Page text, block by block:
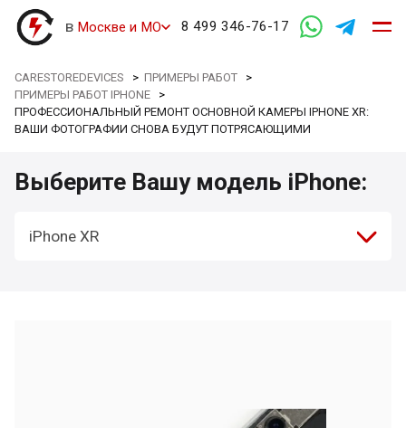
в Москве и МО 8 499 346-76-17
CARESTOREDEVICES >ПРИМЕРЫ РАБОТ >
ПРИМЕРЫ РАБОТ IPHONE >
ПРОФЕССИОНАЛЬНЫЙ РЕМОНТ ОСНОВНОЙ КАМЕРЫ IPHONE XR:
ВАШИ ФОТОГРАФИИ СНОВА БУДУТ ПОТРЯСАЮЩИМИ
Выберите Вашу модель iPhone:
iPhone XR